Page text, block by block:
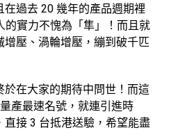
過去 20 幾年的產品週期裡
的實力不愧為「隼」！而且就
壓、渦輪增壓，繃到破千匹
於在大家的期待中問世！而這
產最速名號，就連引進時
接 3 台抵港送驗，希望能盡